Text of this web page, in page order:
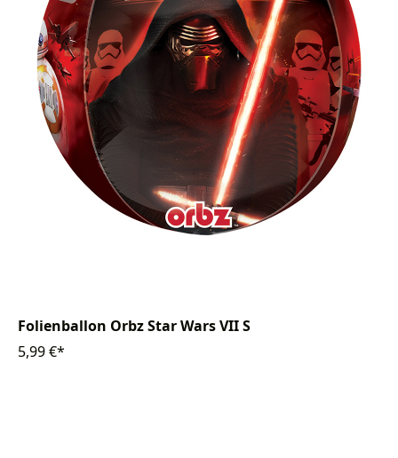
Folienballon Orbz Star Wars VII S
5,99 €*